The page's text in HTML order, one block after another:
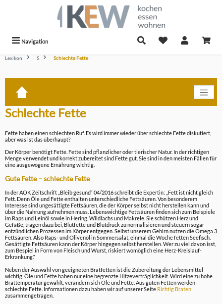
Navigation
Lexikon S Schlechte Fette
Schlechte Fette
Fette haben einen schlechten Ruf. Es wird immer wieder über schlechte Fette diskutiert,
aber was ist das überhaupt?
Der Körper benötigt Fette. Fette sind pflanzlicher oder tierischer Natur. In der richtigen
Menge verwendet und korrekt zubereitet sind Fette gut. Sie sind in den meisten Fällen für
eine ausgewogene Ernährung wichtig.
Gute Fette – schlechte Fette
In der AOK Zeitschrift „Bleib gesund“ 04/2016 schreibt die Expertin: „Fett ist nicht gleich
Fett. Denn Öle und Fette enthalten unterschiedliche Fettsäuren. Von besonderem
Interesse sind ungesättigte Fettsäuren, die der Körper selbst nicht herstellen kann und
über die Nahrung aufnehmen muss. Lebenswichtige Fettsäuren finden sich zum Beispiele
im Raps und Leinöl sowie in Hering, Wildlachs und Makrele. Sie schützen Herz und
Gefäße, tragen dazu bei, Blutfette und Blutdruck zu normalisieren und steuern sogar
entzündlichen Prozessen im Körper entgegen. Selbst unserem Gehirn nutzen die Omega 3
Fettsäuren. Also Raps- und Olivenöl in Sommersalat, einmal die Woche fetten Seefisch.
Gesättigte Fettsäuren kann der Körper hingegen selbst herstellen. Wer zu viel davon isst,
zum Bespiel in Form von Fleisch und Wurst, riskiert womöglich eine Herz-Kreislauf-
Erkrankung.“
Neben der Auswahl von geeigneten Bratfetten ist die Zubereitung der Lebensmittel
wichtig. Öle und Fette haben nur eine begrenzte Hitzeverträglichkeit. Wird eine zu hohe
Brattemperatur gewählt, verändern sich Öle und Fette. Aus guten Fetten werden
schlechte Fette. Informationen dazu haben wir auf unserer Seite Richtig Braten
zusammengetragen.